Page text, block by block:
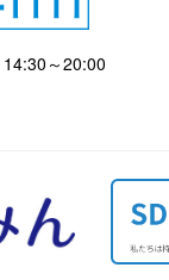
～20:00